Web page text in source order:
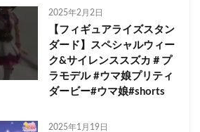
2025年2月2日
【フィギュアライズスタン
ダード】スペシャルウィー
ク&サイレンススズカ＃プ
ラモデル #ウマ娘プリティ
ダービー#ウマ娘#shorts
2025年1月19日